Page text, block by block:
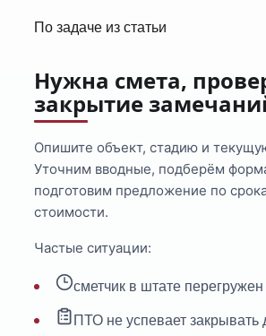
По задаче из статьи
Нужна смета,
закрытие
Опишите объект, стадию и
Уточним вводные, подберём
подготовим предложение по
стоимости.
Частые ситуации:
сметчик в штате перегружен
ПТО не успевает закрывать